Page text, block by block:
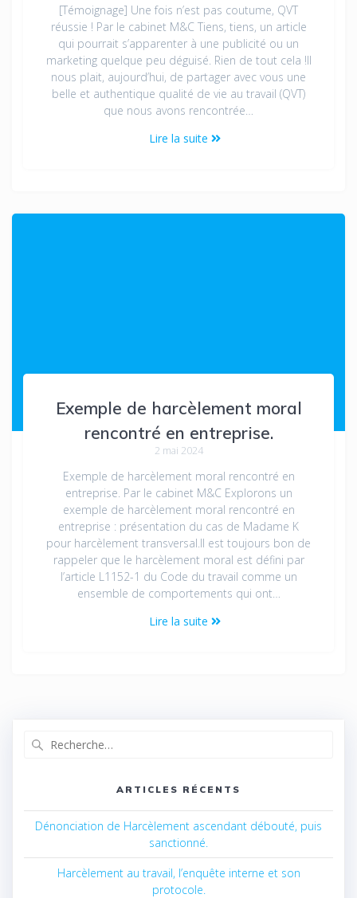
[Témoignage] Une fois n’est pas coutume, QVT
réussie ! Par le cabinet M&C Tiens, tiens, un article
qui pourrait s’apparenter à une publicité ou un
marketing quelque peu déguisé. Rien de tout cela !Il
nous plait, aujourd’hui, de partager avec vous une
belle et authentique qualité de vie au travail (QVT)
que nous avons rencontrée…
Lire la suite
Exemple de harcèlement moral
rencontré en entreprise.
2 mai 2024
Exemple de harcèlement moral rencontré en
entreprise. Par le cabinet M&C Explorons un
exemple de harcèlement moral rencontré en
entreprise : présentation du cas de Madame K
pour harcèlement transversal.Il est toujours bon de
rappeler que le harcèlement moral est défini par
l’article L1152-1 du Code du travail comme un
ensemble de comportements qui ont…
Lire la suite
ARTICLES RÉCENTS
Dénonciation de Harcèlement ascendant débouté, puis
sanctionné.
Harcèlement au travail, l’enquête interne et son
protocole.